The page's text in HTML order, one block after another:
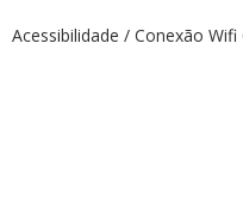
Acessibilidade / Conexão